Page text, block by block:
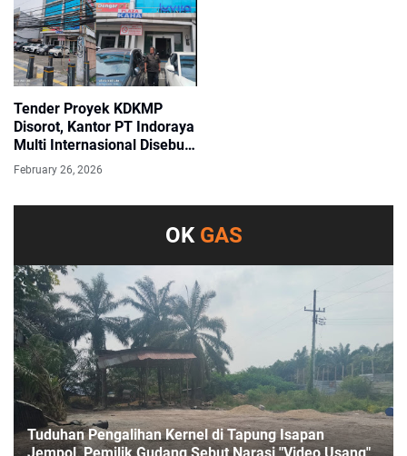
Tender Proyek KDKMP
Disorot, Kantor PT Indoraya
Multi Internasional Disebut
Sudah Pindah
February 26, 2026
OK GAS
Tuduhan Pengalihan Kernel di Tapung Isapan